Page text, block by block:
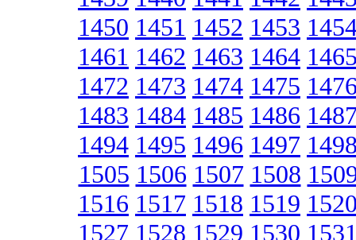
1450 1451 1452 1453
1461 1462 1463 1464
1472 1473 1474 1475
1483 1484 1485 1486
1494 1495 1496 1497
1505 1506 1507 1508
1516 1517 1518 1519
1527 1528 1529 1530